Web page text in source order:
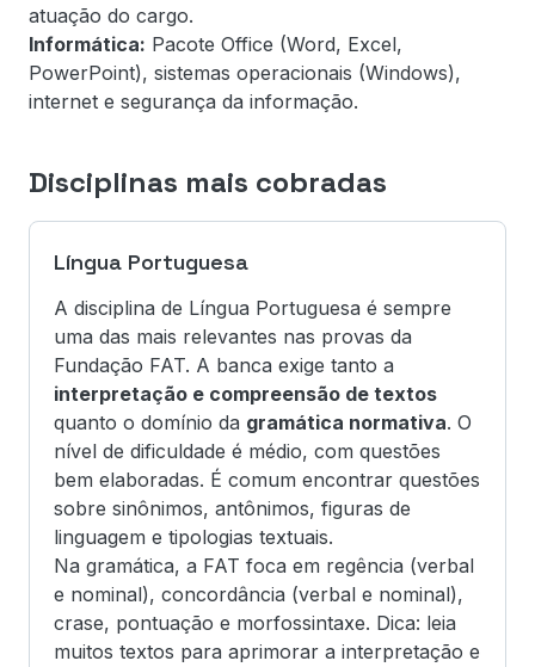
atuação do cargo.
Informática: Pacote Office (Word, Excel,
PowerPoint), sistemas operacionais (Windows),
internet e segurança da informação.
Disciplinas mais cobradas
Língua Portuguesa
A disciplina de Língua Portuguesa é sempre
uma das mais relevantes nas provas da
Fundação FAT. A banca exige tanto a
interpretação e compreensão de textos
quanto o domínio da gramática normativa. O
nível de dificuldade é médio, com questões
bem elaboradas. É comum encontrar questões
sobre sinônimos, antônimos, figuras de
linguagem e tipologias textuais.
Na gramática, a FAT foca em regência (verbal
e nominal), concordância (verbal e nominal),
crase, pontuação e morfossintaxe. Dica: leia
muitos textos para aprimorar a interpretação e